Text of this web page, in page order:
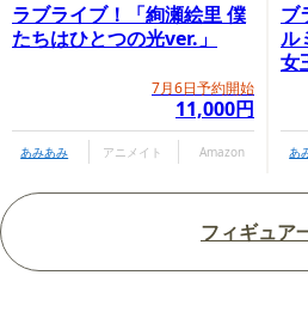
ラブライブ！「絢瀬絵里 僕
たちはひとつの光ver.」
7月6日予約開始
11,000円
あみあみ アニメイト Amazon
ブ
ル
女
あ
フィギュア